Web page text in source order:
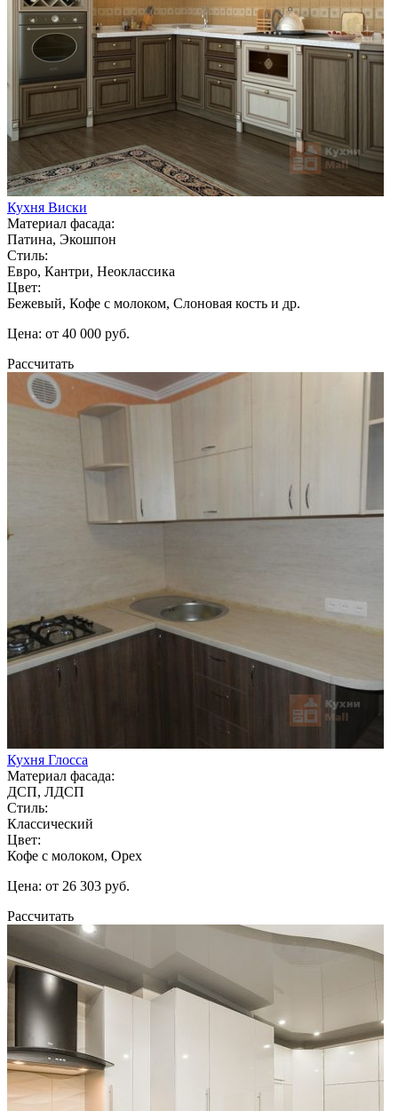
Кухня Виски
Материал фасада:
Патина, Экошпон
Стиль:
Евро, Кантри, Неоклассика
Цвет:
Бежевый, Кофе с молоком, Слоновая кость и др.
Цена: от 40 000 руб.
Рассчитать
Кухня Глосса
Материал фасада:
ДСП, ЛДСП
Стиль:
Классический
Цвет:
Кофе с молоком, Орех
Цена: от 26 303 руб.
Рассчитать